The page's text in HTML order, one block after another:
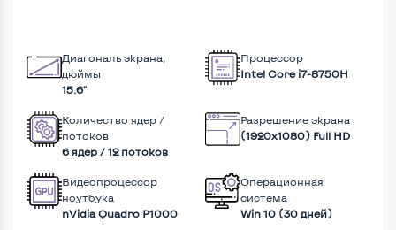
Диагональ экрана,
дюймы
15.6"
Процессор
Intel Core i7-8750H
Количество ядер /
потоков
6 ядер / 12 потоков
Разрешение экрана
(1920х1080) Full HD
Видеопроцессор
ноутбука
nVidia Quadro P1000
Операционная
система
Win 10 (30 дней)